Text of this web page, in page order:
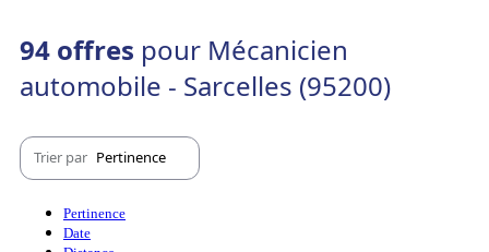
94 offres pour Mécanicien
automobile - Sarcelles (95200)
Trier par Pertinence
Pertinence
Date